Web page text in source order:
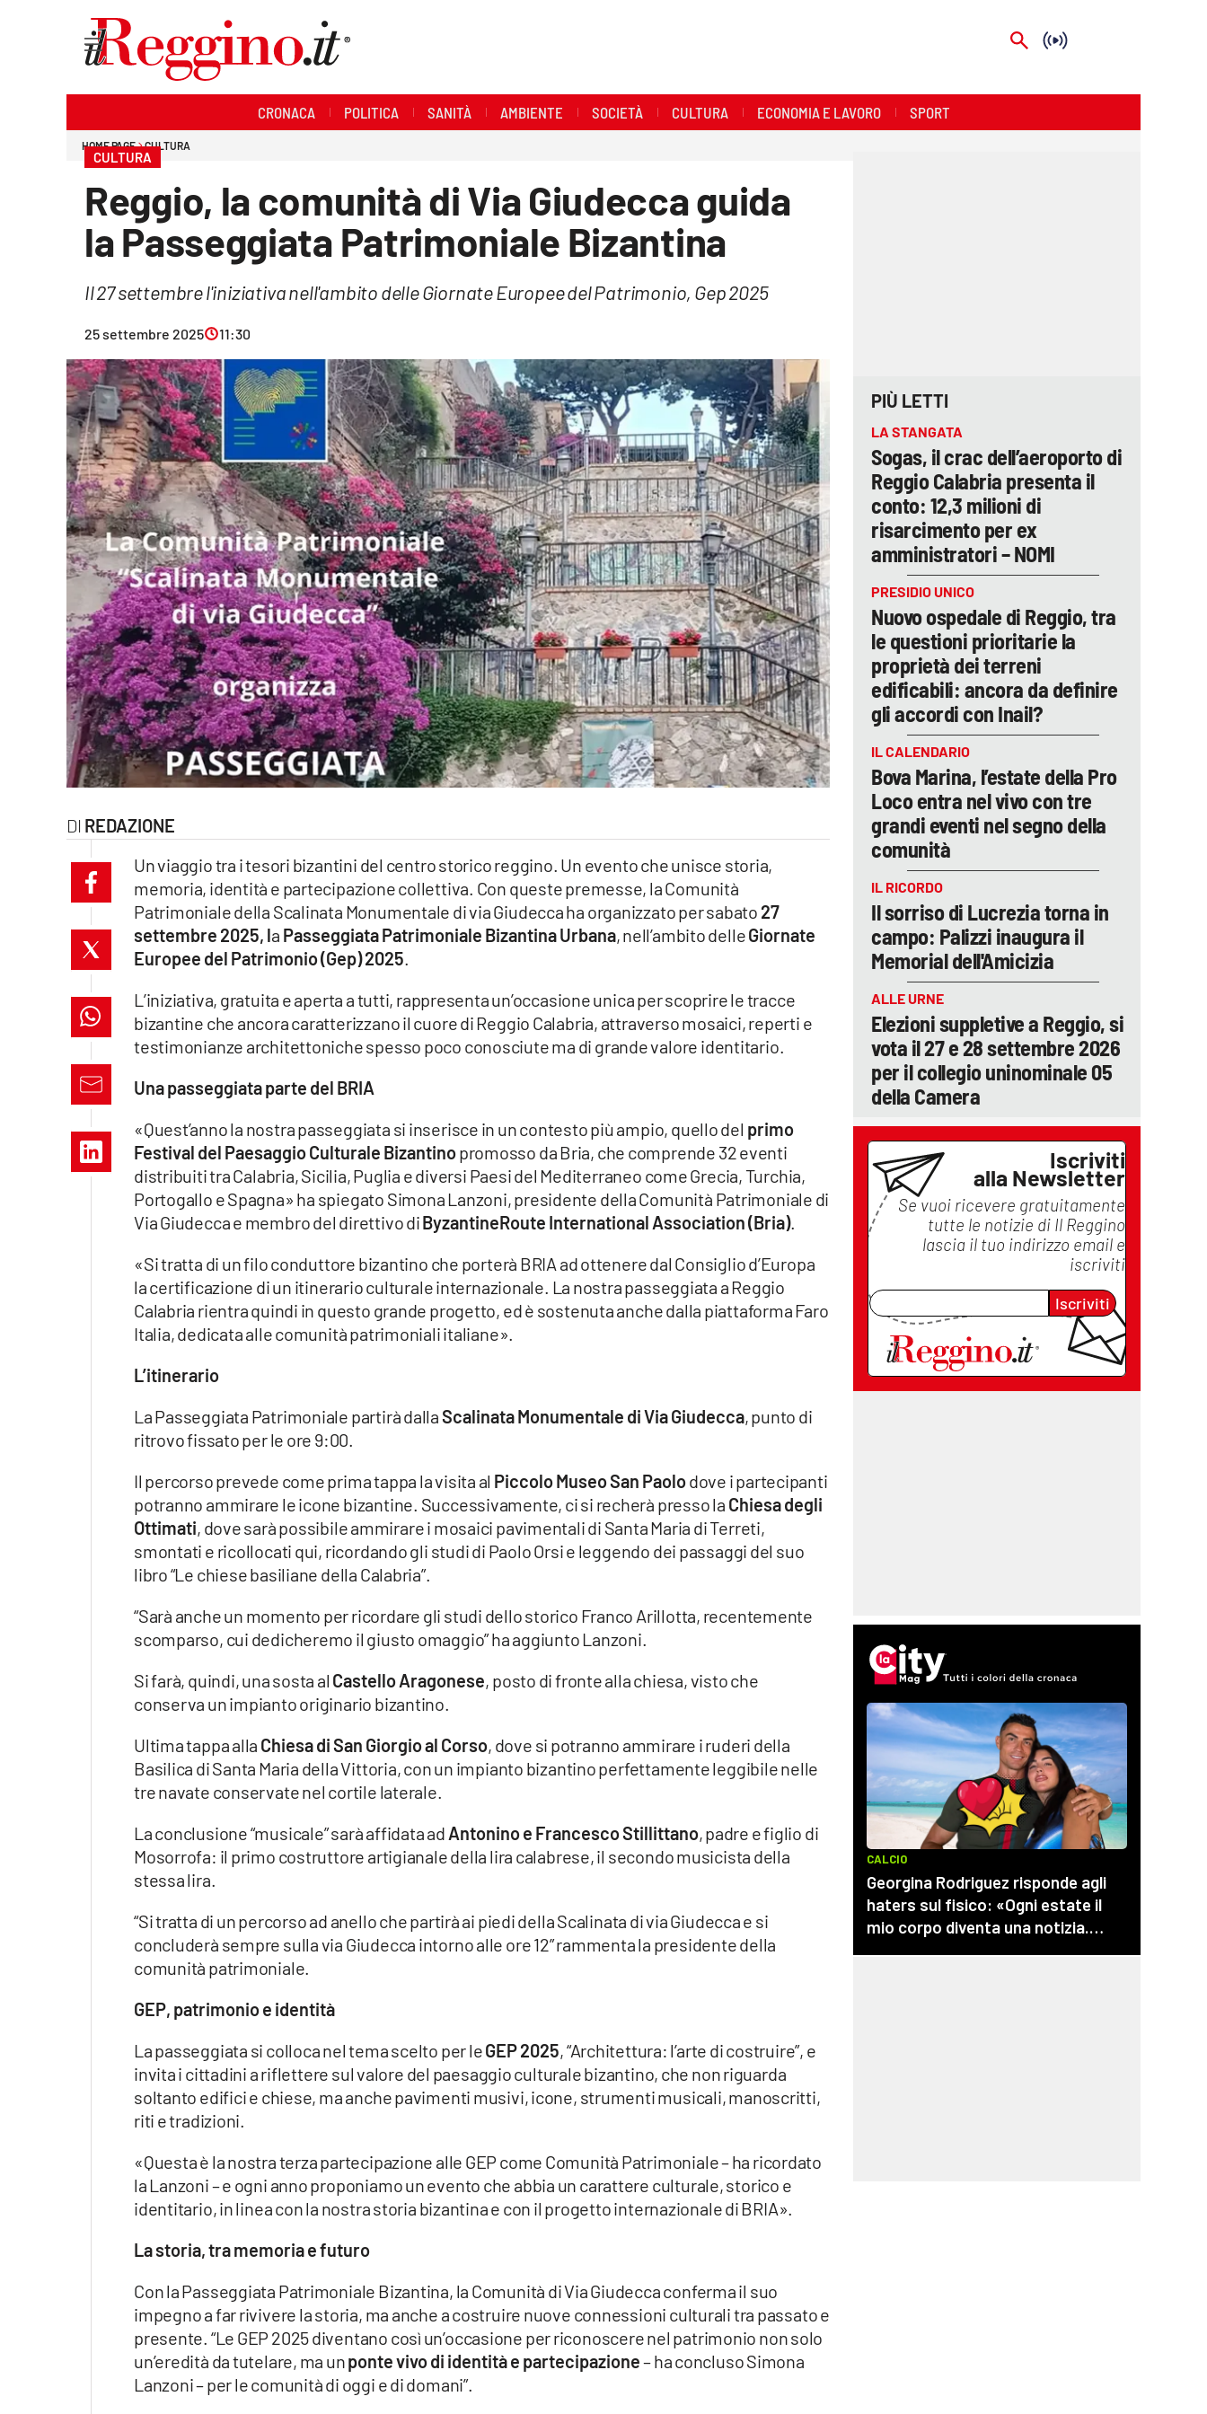
Economia e lavoro
Streaming
cosenzachannel.it
ilvibonese.it
catanzarochannel.it
lacapitalenews.it
Vai
CRONACA POLITICA SANITÀ AMBIENTE SOCIETÀ CULTURA ECONOMIA E LAVORO SPORT
HOME PAGE CULTURA
CULTURA
Reggio, la comunità di Via Giudecca guida
la Passeggiata Patrimoniale Bizantina
Il 27 settembre l'iniziativa nell'ambito delle Giornate Europee del Patrimonio, Gep 2025
25 settembre 2025 11:30
REDAZIONE
Un viaggio tra i tesori bizantini del centro storico reggino. Un evento che unisce storia,
memoria, identità e partecipazione collettiva. Con queste premesse, la Comunità
Patrimoniale della Scalinata Monumentale di via Giudecca ha organizzato per sabato 27
settembre 2025, la Passeggiata Patrimoniale Bizantina Urbana, nell’ambito delleGiornate
Europee del Patrimonio (Gep) 2025.
L’iniziativa, gratuita e aperta a tutti, rappresenta un’occasione unica per scoprire le tracce
bizantine che ancora caratterizzano il cuore di Reggio Calabria, attraverso mosaici, reperti e
testimonianze architettoniche spesso poco conosciute ma di grande valore identitario.
Una passeggiata parte del BRIA
«Quest’anno la nostra passeggiata si inserisce in un contesto più ampio, quello del primo
Festival del Paesaggio Culturale Bizantinopromosso da Bria, che comprende 32 eventi
distribuiti tra Calabria, Sicilia, Puglia e diversi Paesi del Mediterraneo come Grecia, Turchia,
Portogallo e Spagna» ha spiegato Simona Lanzoni, presidente della Comunità Patrimoniale di
Via Giudecca e membro del direttivo diByzantineRoute International Association (Bria).
«Si tratta di un filo conduttore bizantino che porterà BRIA ad ottenere dal Consiglio d’Europa
la certificazione di un itinerario culturale internazionale. La nostra passeggiata a Reggio
Calabria rientra quindi in questo grande progetto, ed è sostenuta anche dalla piattaforma Faro
Italia, dedicata alle comunità patrimoniali italiane».
L’itinerario
La Passeggiata Patrimoniale partirà dallaScalinata Monumentale di Via Giudecca, punto di
ritrovo fissato per le ore 9:00.
Il percorso prevede come prima tappa la visita al Piccolo Museo San Paolodove i partecipanti
potranno ammirare le icone bizantine. Successivamente, ci si recherà presso la Chiesa degli
Ottimati, dove sarà possibile ammirare i mosaici pavimentali di Santa Maria di Terreti,
smontati e ricollocati qui, ricordando gli studi di Paolo Orsi e leggendo dei passaggi del suo
libro “Le chiese basiliane della Calabria”.
“Sarà anche un momento per ricordare gli studi dello storico Franco Arillotta, recentemente
scomparso, cui dedicheremo il giusto omaggio” ha aggiunto Lanzoni.
Si farà, quindi, una sosta al Castello Aragonese, posto di fronte alla chiesa, visto che
conserva un impianto originario bizantino.
Ultima tappa alla Chiesa di San Giorgio al Corso, dove si potranno ammirare i ruderi della
Basilica di Santa Maria della Vittoria, con un impianto bizantino perfettamente leggibile nelle
tre navate conservate nel cortile laterale.
La conclusione “musicale” sarà affidata ad Antonino e Francesco Stillittano, padre e figlio di
Mosorrofa: il primo costruttore artigianale della lira calabrese, il secondo musicista della
stessa lira.
“Si tratta di un percorso ad anello che partirà ai piedi della Scalinata di via Giudecca e si
concluderà sempre sulla via Giudecca intorno alle ore 12” rammenta la presidente della
comunità patrimoniale.
GEP, patrimonio e identità
La passeggiata si colloca nel tema scelto per leGEP 2025, “Architettura: l’arte di costruire”, e
invita i cittadini a riflettere sul valore del paesaggio culturale bizantino, che non riguarda
soltanto edifici e chiese, ma anche pavimenti musivi, icone, strumenti musicali, manoscritti,
riti e tradizioni.
«Questa è la nostra terza partecipazione alle GEP come Comunità Patrimoniale – ha ricordato
la Lanzoni – e ogni anno proponiamo un evento che abbia un carattere culturale, storico e
identitario, in linea con la nostra storia bizantina e con il progetto internazionale di BRIA».
La storia, tra memoria e futuro
Con la Passeggiata Patrimoniale Bizantina, la Comunità di Via Giudecca conferma il suo
impegno a far rivivere la storia, ma anche a costruire nuove connessioni culturali tra passato e
presente. “Le GEP 2025 diventano così un’occasione per riconoscere nel patrimonio non solo
un’eredità da tutelare, ma unponte vivo di identità e partecipazione– ha concluso Simona
Lanzoni – per le comunità di oggi e di domani”.
PIÙ LETTI
LA STANGATA
Sogas, il crac dell’aeroporto di
Reggio Calabria presenta il
conto: 12,3 milioni di
risarcimento per ex
amministratori – NOMI
PRESIDIO UNICO
Nuovo ospedale di Reggio, tra
le questioni prioritarie la
proprietà dei terreni
edificabili: ancora da definire
gli accordi con Inail?
IL CALENDARIO
Bova Marina, l’estate della Pro
Loco entra nel vivo con tre
grandi eventi nel segno della
comunità
IL RICORDO
Il sorriso di Lucrezia torna in
campo: Palizzi inaugura il
Memorial dell'Amicizia
ALLE URNE
Elezioni suppletive a Reggio, si
vota il 27 e 28 settembre 2026
per il collegio uninominale 05
della Camera
Iscriviti
alla Newsletter
Se vuoi ricevere gratuitamente
tutte le notizie di Il Reggino
lascia il tuo indirizzo email e
iscriviti
Iscriviti